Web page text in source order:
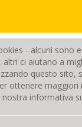
- alcuni sono
ci aiutano a
questo sito,
ottenere maggiori
informativa